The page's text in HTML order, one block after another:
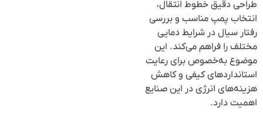
طراحی دقیق خطوط انتقال،
انتخاب پمپ مناسب و بررسی
رفتار سیال در شرایط دمایی
مختلف را فراهم می‌کند. این
موضوع به‌خصوص برای رعایت
استانداردهای کیفی و کاهش
هزینه‌های انرژی در این صنایع
اهمیت دارد.